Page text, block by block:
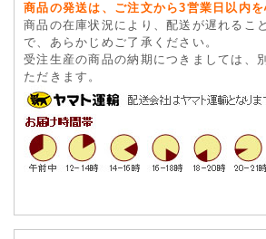
商品の発送は、ご注文から3営業日以内を
商品の在庫状況により、配送が遅れるこ
で、あらかじめご了承ください。
受注生産の商品の納期につきましては、
ただきます。